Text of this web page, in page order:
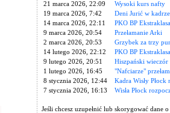
21 marca 2026, 22:09
Wysoki kurs nafty
19 marca 2026, 7:42
Deni Jurić w
14 marca 2026, 22:11
PKO BP
9 marca 2026, 20:54
Przełamanie Arki
2 marca 2026, 20:53
Grzybek za trzy
14 lutego 2026, 22:12
PKO BP
9 lutego 2026, 20:51
Hiszpański wieczór
1 lutego 2026, 16:45
"Nafciarze"
8 stycznia 2026, 12:44
Kadra Wisły
7 stycznia 2026, 16:13
Wisła Płock
Jeśli chcesz uzupełnić lub skorygować